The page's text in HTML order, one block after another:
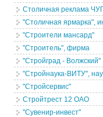
Столичная реклама
"Столичная ярмарка",
"Строители мансард"
"Строитель", фирма
"Стройград - Волжский"
"Стройнаука-ВИТУ",
"Стройсервис"
Стройтрест 12 ОАО
"Сувенир-инвест"